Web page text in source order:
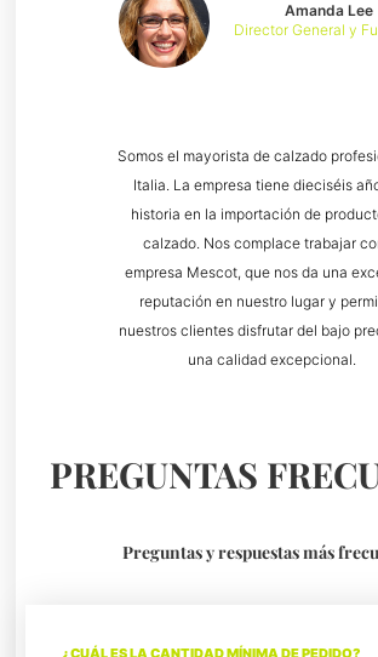
Somos el mayorista de calzado
Italia. La empresa tiene dieciséis
historia en la importación de
calzado. Nos complace trabajar
empresa Mescot, que nos da una
reputación en nuestro lugar y
nuestros clientes disfrutar del bajo
una calidad excepcional.
Amanda Lee
Director General y
PREGUNTAS
Preguntas y respuestas más
¿CUÁL ES LA CANTIDAD MÍNIMA DE PEDIDO?